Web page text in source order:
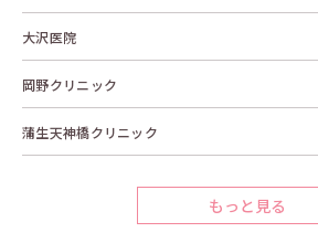
大沢医院
岡野クリニック
蒲生天神橋クリニック
もっと見る